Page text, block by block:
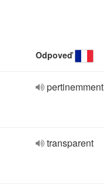
Odpoveď
pertinemment
transparent